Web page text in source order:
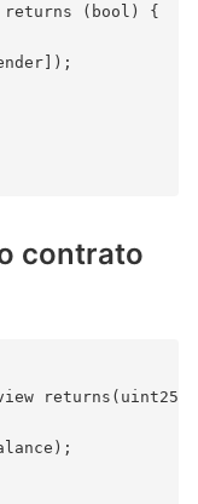
(bool) {
contrato